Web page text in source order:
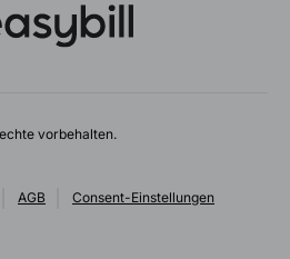
vorbehalten.
AGB Consent-Einstellungen